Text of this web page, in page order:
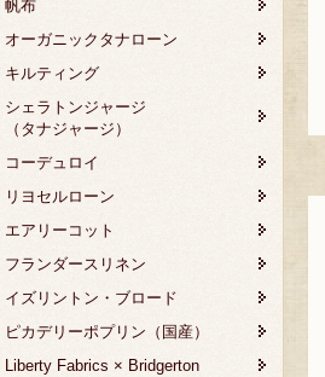
帆布
オーガニックタナローン
キルティング
シェラトンジャージ
（タナジャージ）
コーデュロイ
リヨセルローン
エアリーコット
フランダースリネン
イズリントン・ブロード
ピカデリーポプリン（国産）
Liberty Fabrics × Bridgerton